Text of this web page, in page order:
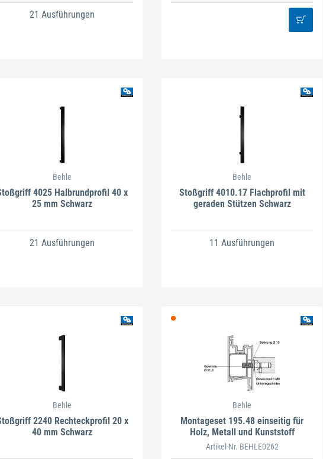
21 Ausführungen
Behle
4025 Halbrundprofil 40 x
25 mm Schwarz
21 Ausführungen
Behle
Stoßgriff 4010.17 Flachprofil mit
geraden Stützen Schwarz
11 Ausführungen
Behle
2240 Rechteckprofil 20 x
40 mm Schwarz
Behle
Montageset 195.48 einseitig für
Holz, Metall und Kunststoff
Artikel-Nr. BEHLE0262